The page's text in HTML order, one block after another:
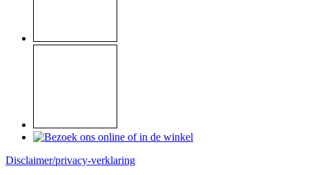
Disclaimer/privacy-verklaring